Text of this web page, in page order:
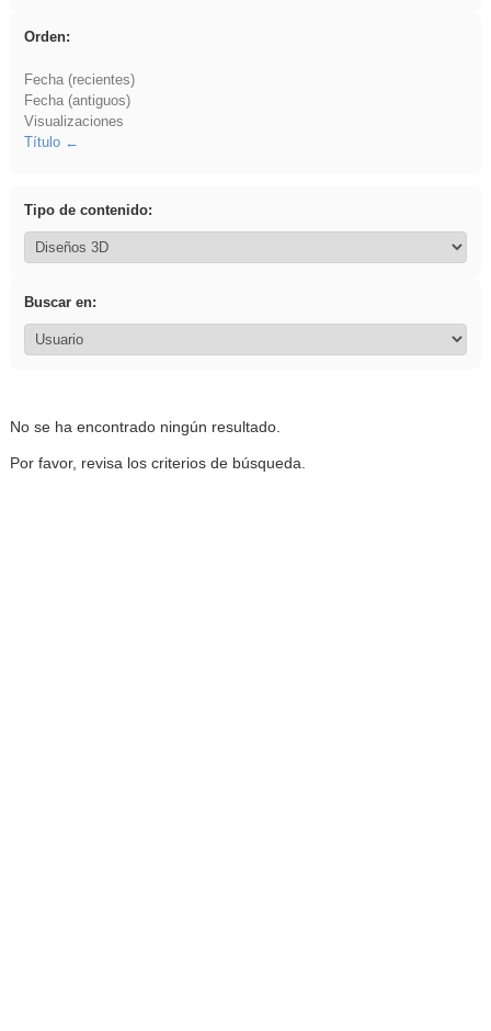
Orden:
Fecha (recientes)
Fecha (antiguos)
Visualizaciones
Título
Tipo de contenido:
Buscar en:
No se ha encontrado ningún resultado.
Por favor, revisa los criterios de búsqueda.